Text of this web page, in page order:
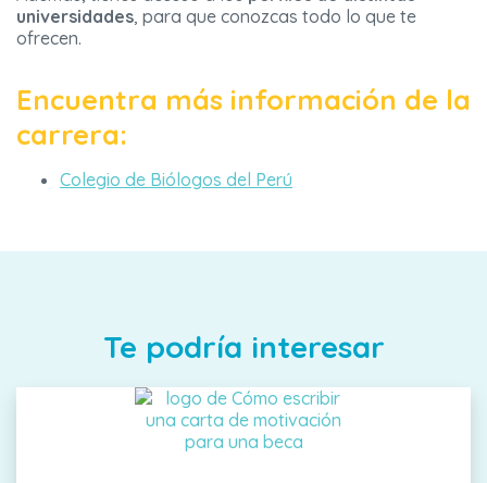
universidades, para que conozcas todo lo que te
ofrecen.
Encuentra más información de la
carrera:
Colegio de Biólogos del Perú
Te podría interesar